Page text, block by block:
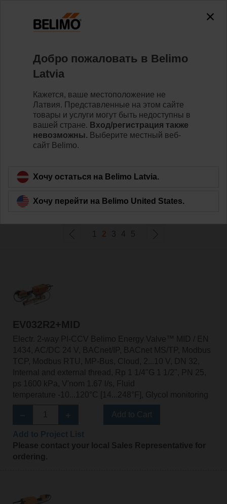
Интеграция шины и системы
Самый широкий в отрасли ассортимент полевых
KNX, MP-Bus и IoT — для полной интеграции с
системами автоматизации зданий.
Learn more
Filter by
278Results found
2 3 4 5
EV032R2+MID
Electr. 2-way PI-CCV Belimo Energy Valve™ MID / EN
1434, AC/DC 24 V, BACnet/IP, BACnet MS/TP, Modbus
TCP, Modbus RTU, MP-Bus, Cloud, 2...10 V, DN 32,
Internal and external thread, Rp 1 1/4"G 1 1/2", PN 25,
ps 1600 kPa, V'nom 1.67 l/s, Fluid
temperature -10...120°C [14...248°F], Glycol monitoring
Please contact your local Sales Representative for
ordering.
Добро пожаловать в Belimo
Latvia
Кажется, ваше местоположение не
Латвия. Представленные на этом сайте
товары и услуги могут быть недоступны в
вашей стране. Вход/регистрация также
невозможны. Выберите местный веб-
сайт Belimo.
Хочу остаться на Belimo Latvia.
Хочу перейти на Belimo United States.